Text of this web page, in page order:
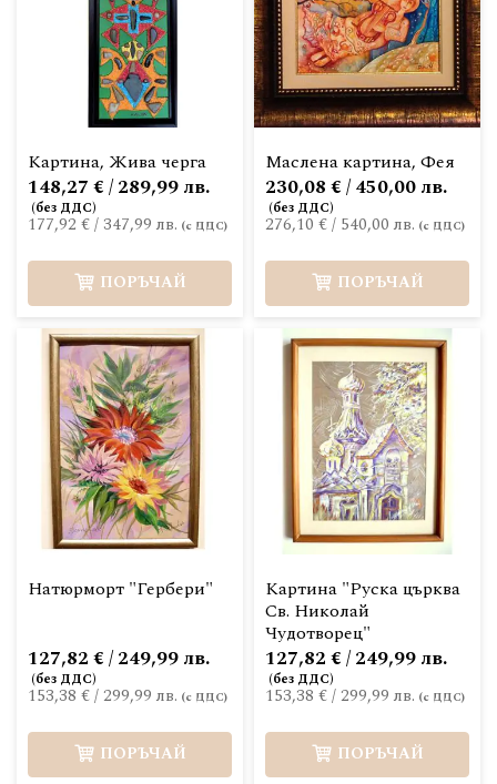
Картина, Жива черга
177,92 €/ 347,99 лв.
148,27 € / 289,99 лв.
ПОРЪЧАЙ
Маслена картина, Фея
276,10 €/ 540,00 лв.
230,08 € / 450,00 лв.
ПОРЪЧАЙ
Натюрморт "Гербери"
153,38 €/299,99 лв.
127,82 € / 249,99 лв.
ПОРЪЧАЙ
Картина "Руска църква
Св. Николай
Чудотворец"
153,38 €/299,99 лв.
127,82 € / 249,99 лв.
ПОРЪЧАЙ